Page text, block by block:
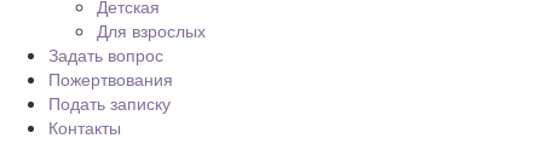
Детская
Для взрослых
Задать вопрос
Пожертвования
Подать записку
Контакты